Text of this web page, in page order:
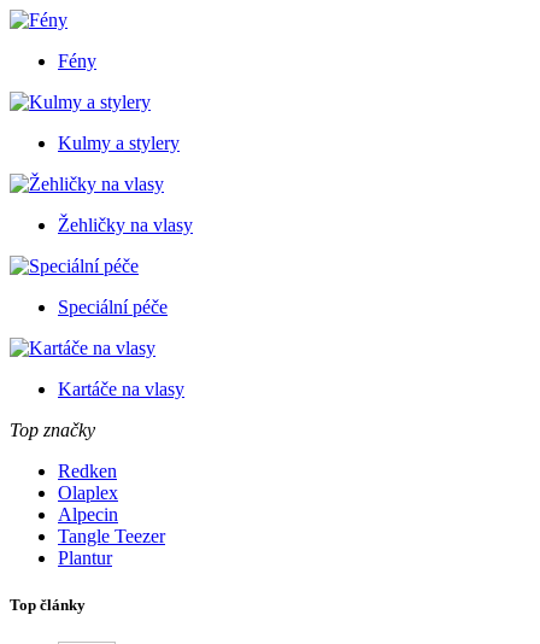
Fény
Kulmy a stylery
Žehličky na vlasy
Speciální péče
Kartáče na vlasy
Top značky
Redken
Olaplex
Alpecin
Tangle Teezer
Plantur
Top články